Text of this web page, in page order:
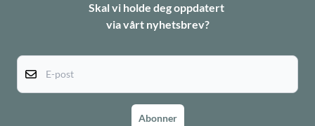
Informasjonskapsler
Skal vi holde deg oppdatert
via vårt nyhetsbrev?
Abonner